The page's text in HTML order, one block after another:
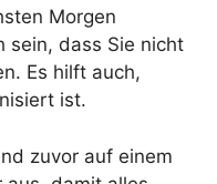
Morgen
sein, dass Sie nicht
Es hilft auch,
ist.
zuvor auf einem